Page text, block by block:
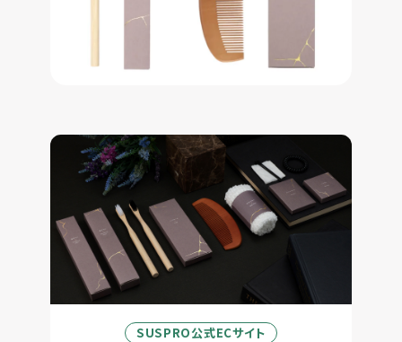
SUSPRO公式ECサイト